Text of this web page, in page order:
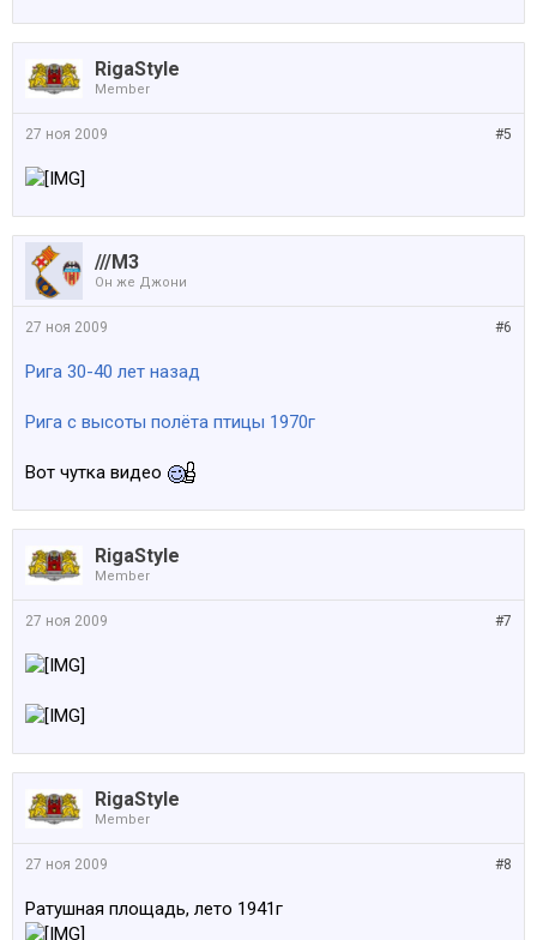
RigaStyle
Member
#5
27 ноя 2009
///M3
Он же Джони
#6
27 ноя 2009
Рига 30-40 лет назад
Рига с высоты полёта птицы 1970г
Вот чутка видео
RigaStyle
Member
#7
27 ноя 2009
RigaStyle
Member
#8
27 ноя 2009
Ратушная площадь, лето 1941г